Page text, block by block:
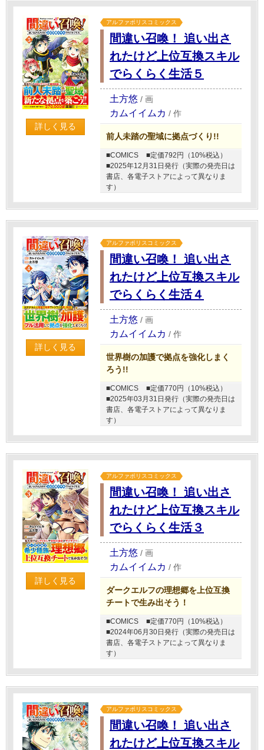
詳しく見る
アルファポリスコミックス
間違い召喚！ 追い出さ
れたけど上位互換スキル
でらくらく生活５
土方悠 / 画
カムイイムカ / 作
前人未踏の聖域に拠点づくり!!
■COMICS
■定価792円（10%税込）
■2025年12月31日発行（実際の発売日は
書店、各電子ストアによって異なりま
す）
詳しく見る
アルファポリスコミックス
間違い召喚！ 追い出さ
れたけど上位互換スキル
でらくらく生活４
土方悠 / 画
カムイイムカ / 作
世界樹の加護で拠点を強化しまく
ろう!!
■COMICS
■定価770円（10%税込）
■2025年03月31日発行（実際の発売日は
書店、各電子ストアによって異なりま
す）
詳しく見る
アルファポリスコミックス
間違い召喚！ 追い出さ
れたけど上位互換スキル
でらくらく生活３
土方悠 / 画
カムイイムカ / 作
ダークエルフの理想郷を上位互換
チートで生み出そう！
■COMICS
■定価770円（10%税込）
■2024年06月30日発行（実際の発売日は
書店、各電子ストアによって異なりま
す）
アルファポリスコミックス
間違い召喚！ 追い出さ
れたけど上位互換スキル